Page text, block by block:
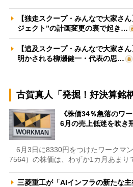
【独走スクープ・みんなで大家さ
ジェクト”の計画変更の裏で起き…
【追及スクープ・みんなで大家さ
明かされる柳瀬健一・代表の思…
古賀真人「発掘！好決算銘柄
《株価34％急落のワ
6月の売上低迷を吹き
6月3日に8330円をつけたワークマ
7564）の株価は、わずか1カ月あまり
三菱重工が「AIインフラの新たな